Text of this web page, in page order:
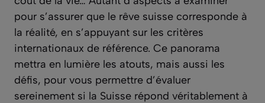
pour s’assurer que le rêve suisse corresponde à
la réalité, en s’appuyant sur les critères
internationaux de référence. Ce panorama
mettra en lumière les atouts, mais aussi les
défis, pour vous permettre d’évaluer
sereinement si la Suisse répond véritablement à